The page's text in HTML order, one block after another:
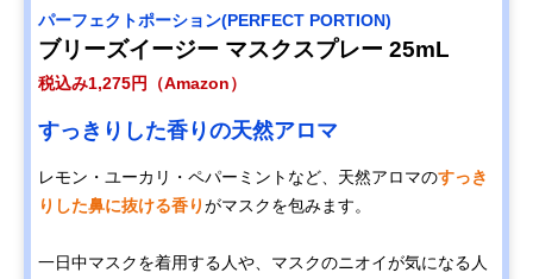
パーフェクトポーション(PERFECT PORTION)
ブリーズイージー マスクスプレー 25mL
税込み1,275円（Amazon）
すっきりした香りの天然アロマ
レモン・ユーカリ・ペパーミントなど、天然アロマのすっき
りした鼻に抜ける香りがマスクを包みます。
一日中マスクを着用する人や、マスクのニオイが気になる人